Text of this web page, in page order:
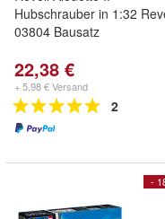
Hubschrauber in 1:32
03804 Bausatz
22,38 €
+ 5,98 € Versand
2
-